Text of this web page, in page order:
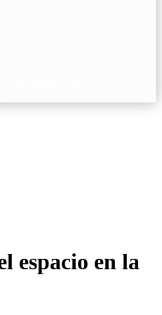
espacio en la